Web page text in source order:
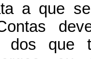
a que
dos que